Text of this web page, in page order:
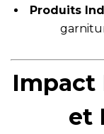
Produits
Impact
et